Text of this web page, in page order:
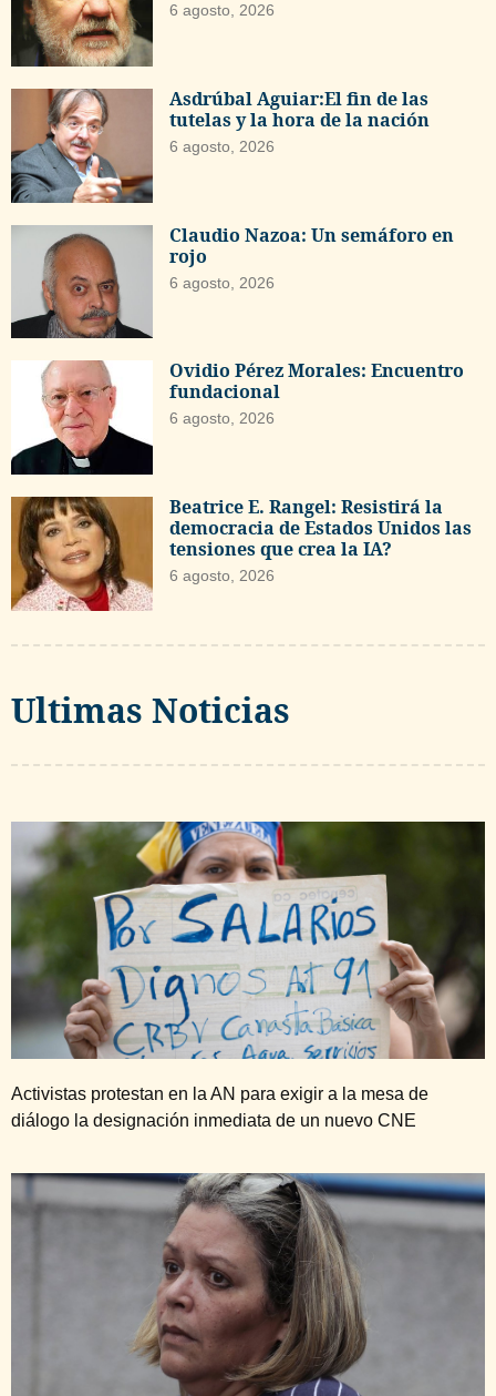
6 agosto, 2026
Asdrúbal Aguiar:El fin de las
tutelas y la hora de la nación
6 agosto, 2026
Claudio Nazoa: Un semáforo en
rojo
6 agosto, 2026
Ovidio Pérez Morales: Encuentro
fundacional
6 agosto, 2026
Beatrice E. Rangel: Resistirá la
democracia de Estados Unidos las
tensiones que crea la IA?
6 agosto, 2026
Ultimas Noticias
Activistas protestan en la AN para exigir a la mesa de
diálogo la designación inmediata de un nuevo CNE